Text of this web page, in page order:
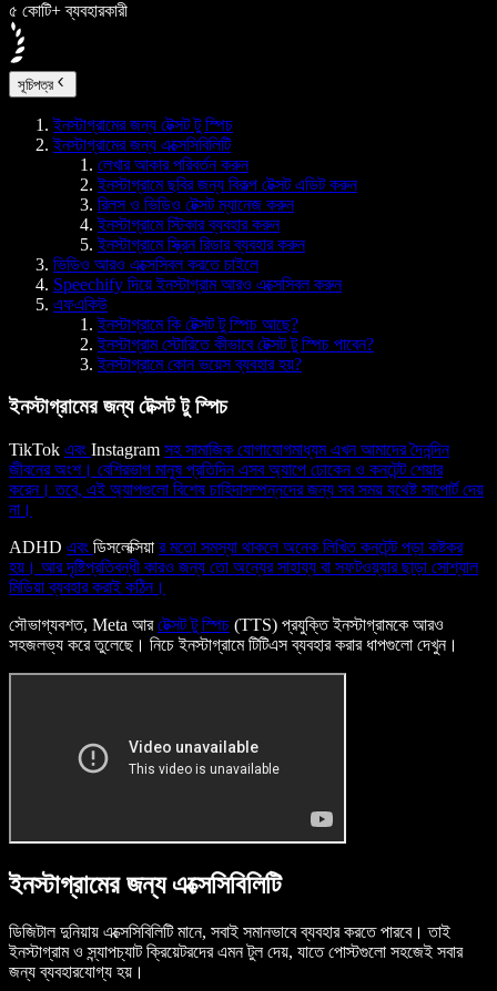
৫ কোটি+ ব্যবহারকারী
সূচিপত্র
ইনস্টাগ্রামের জন্য টেক্সট টু স্পিচ
ইনস্টাগ্রামের জন্য এক্সেসিবিলিটি
লেখার আকার পরিবর্তন করুন
ইনস্টাগ্রামে ছবির জন্য বিকল্প টেক্সট এডিট করুন
রিলস ও ভিডিও টেক্সট ম্যানেজ করুন
ইনস্টাগ্রামে স্টিকার ব্যবহার করুন
ইনস্টাগ্রামে স্ক্রিন রিডার ব্যবহার করুন
ভিডিও আরও এক্সেসিবল করতে চাইলে
Speechify দিয়ে ইনস্টাগ্রাম আরও এক্সেসিবল করুন
এফএকিউ
ইনস্টাগ্রামে কি টেক্সট টু স্পিচ আছে?
ইনস্টাগ্রাম স্টোরিতে কীভাবে টেক্সট টু স্পিচ পাবেন?
ইনস্টাগ্রামে কোন ভয়েস ব্যবহার হয়?
ইনস্টাগ্রামের জন্য টেক্সট টু স্পিচ
TikTok এবং Instagram সহ সামাজিক যোগাযোগমাধ্যম এখন আমাদের দৈনন্দিন
জীবনের অংশ। বেশিরভাগ মানুষ প্রতিদিন এসব অ্যাপে ঢোকেন ও কনটেন্ট শেয়ার
করেন। তবে, এই অ্যাপগুলো বিশেষ চাহিদাসম্পন্নদের জন্য সব সময় যথেষ্ট সাপোর্ট দেয়
না।
ADHD এবং ডিসলেক্সিয়া র মতো সমস্যা থাকলে অনেক লিখিত কনটেন্ট পড়া কষ্টকর
হয়। আর দৃষ্টিপ্রতিবন্ধী কারও জন্য তো অন্যের সাহায্য বা সফটওয়্যার ছাড়া সোশ্যাল
মিডিয়া ব্যবহার করাই কঠিন।
সৌভাগ্যবশত, Meta আরটেক্সট টু স্পিচ (TTS) প্রযুক্তি ইনস্টাগ্রামকে আরও
সহজলভ্য করে তুলেছে। নিচে ইনস্টাগ্রামে টিটিএস ব্যবহার করার ধাপগুলো দেখুন।
ইনস্টাগ্রামের জন্য এক্সেসিবিলিটি
ডিজিটাল দুনিয়ায় এক্সেসিবিলিটি মানে, সবাই সমানভাবে ব্যবহার করতে পারবে। তাই
ইনস্টাগ্রাম ও স্ন্যাপচ্যাট ক্রিয়েটরদের এমন টুল দেয়, যাতে পোস্টগুলো সহজেই সবার
জন্য ব্যবহারযোগ্য হয়।